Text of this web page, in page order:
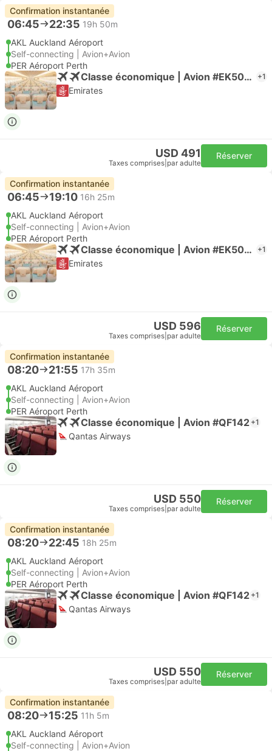
Confirmation instantanée
06:45 22:35 19h 50m
AKL Auckland Aéroport
Self-connecting | Avion+Avion
PER Aéroport Perth
Classe économique | Avion #EK5040 +1
Emirates
USD 491
Taxes comprises par adulte
Réserver
Confirmation instantanée
06:45 19:10 16h 25m
AKL Auckland Aéroport
Self-connecting | Avion+Avion
PER Aéroport Perth
Classe économique | Avion #EK5040 +1
Emirates
USD 596
Taxes comprises par adulte
Réserver
Confirmation instantanée
08:20 21:55 17h 35m
AKL Auckland Aéroport
Self-connecting | Avion+Avion
PER Aéroport Perth
Classe économique | Avion #QF142 +1
Qantas Airways
USD 550
Taxes comprises par adulte
Réserver
Confirmation instantanée
08:20 22:45 18h 25m
AKL Auckland Aéroport
Self-connecting | Avion+Avion
PER Aéroport Perth
Classe économique | Avion #QF142 +1
Qantas Airways
USD 550
Taxes comprises par adulte
Réserver
Confirmation instantanée
08:20 15:25 11h 5m
AKL Auckland Aéroport
Self-connecting | Avion+Avion